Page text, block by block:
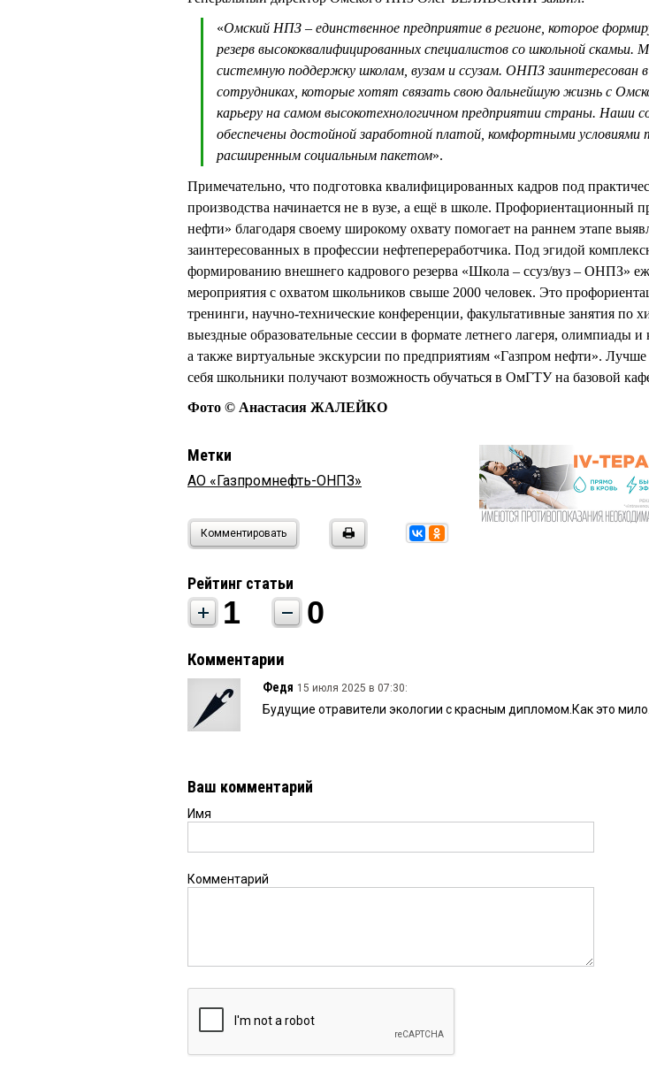
«Омский НПЗ – единственное предприятие в регионе, которое
резерв высококвалифицированных специалистов со школьной скамьи.
системную поддержку школам, вузам и ссузам. ОНПЗ заинтересован
сотрудниках, которые хотят связать свою дальнейшую жизнь с
карьеру на самом высокотехнологичном предприятии страны. Наши
обеспечены достойной заработной платой, комфортными условиями
расширенным социальным пакетом».
Примечательно, что подготовка квалифицированных кадров под
производства начинается не в вузе, а ещё в школе. Профориентационный
нефти» благодаря своему широкому охвату помогает на раннем этапе
заинтересованных в профессии нефтепереработчика. Под эгидой
формированию внешнего кадрового резерва «Школа – ссуз/вуз – ОНПЗ»
мероприятия с охватом школьников свыше 2000 человек. Это
тренинги, научно-технические конференции, факультативные занятия по
выездные образовательные сессии в формате летнего лагеря, олимпиады
а также виртуальные экскурсии по предприятиям «Газпром нефти».
себя школьники получают возможность обучаться в ОмГТУ на базовой
Фото © Анастасия ЖАЛЕЙКО
Метки
АО «Газпромнефть-ОНПЗ»
Комментировать
Рейтинг статьи
1 0
Комментарии
Федя 15 июля 2025 в 07:30:
Будущие отравители экологии с красным дипломом.Как это мило...
Ваш комментарий
Имя
Комментарий